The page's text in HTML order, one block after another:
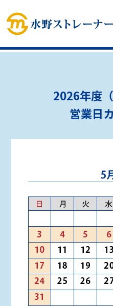
2026年度
営業日